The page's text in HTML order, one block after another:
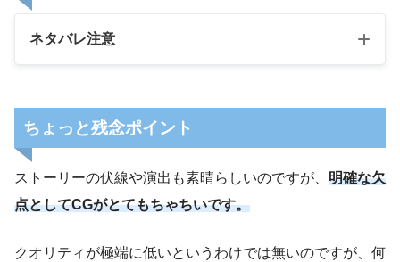
ネタバレ注意
ちょっと残念ポイント
ストーリーの伏線や演出も素晴らしいのですが、 明確な欠
点としてCGがとてもちゃちいです。
クオリティが極端に低いというわけでは無いのですが、何